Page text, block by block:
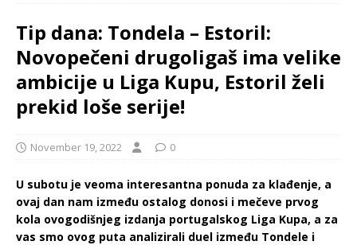
Tip dana: Tondela – Estoril:
Novopečeni drugoligaš ima velike
ambicije u Liga Kupu, Estoril želi
prekid loše serije!
November 19, 2022 0
U subotu je veoma interesantna ponuda za klađenje, a
ovaj dan nam između ostalog donosi i mečeve prvog
kola ovogodišnjeg izdanja portugalskog Liga Kupa, a za
vas smo ovog puta analizirali duel između Tondele i